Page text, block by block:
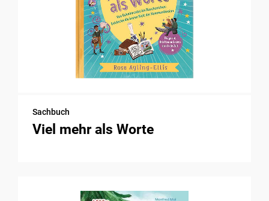
Sachbuch
Viel mehr als Worte